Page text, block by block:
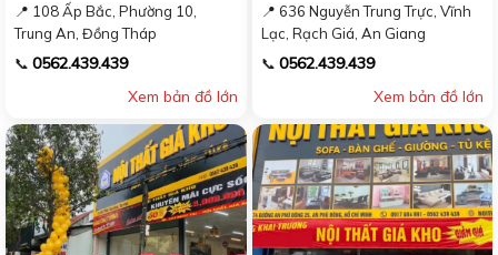
📍 108 Ấp Bắc, Phường 10,
Trung An, Đồng Tháp
📞 0562.439.439
Xem bản đồ lớn
📍 636 Nguyễn Trung Trực, Vĩnh
Lạc, Rạch Giá, An Giang
📞 0562.439.439
Xem bản đồ lớn